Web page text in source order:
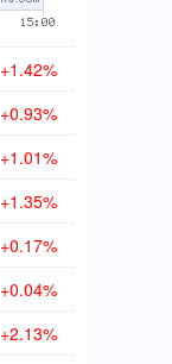
+1.42%
+0.93%
+1.01%
+1.35%
+0.17%
+0.04%
+2.13%